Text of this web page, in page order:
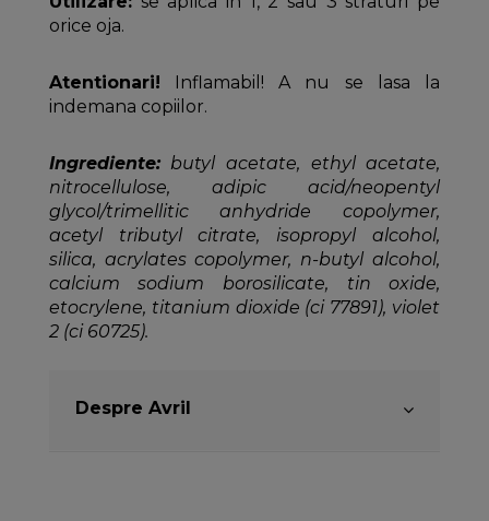
orice oja.
Atentionari! Inflamabil! A nu se lasa la
indemana copiilor.
Ingrediente:butyl acetate, ethyl acetate,
nitrocellulose, adipic acid/neopentyl
glycol/trimellitic anhydride copolymer,
acetyl tributyl citrate, isopropyl alcohol,
silica, acrylates copolymer, n-butyl alcohol,
calcium sodium borosilicate, tin oxide,
etocrylene, titanium dioxide (ci 77891), violet
2 (ci 60725).
Despre Avril